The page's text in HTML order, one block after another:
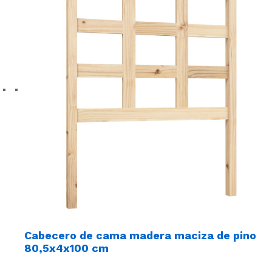
Cabecero de cama madera maciza de pino
80,5x4x100 cm